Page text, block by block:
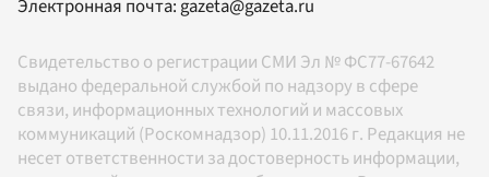
Электронная почта:gazeta@gazeta.ru
Свидетельство о регистрации СМИ Эл № ФС77-67642
выдано федеральной службой по надзору в сфере
связи, информационных технологий и массовых
коммуникаций (Роскомнадзор) 10.11.2016 г. Редакция не
несет ответственности за достоверность информации,